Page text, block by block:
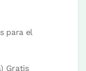
para el
Gratis